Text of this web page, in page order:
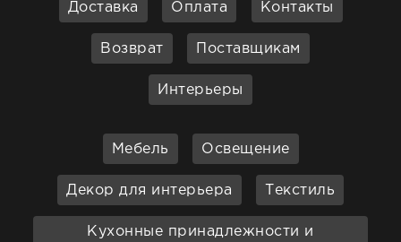
Доставка Оплата Контакты
Возврат Поставщикам
Интерьеры
Мебель Освещение
Декор для интерьера Текстиль
Кухонные принадлежности и